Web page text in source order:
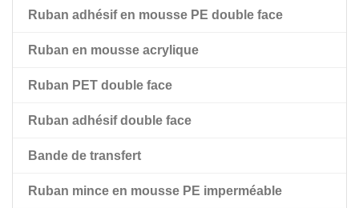
Ruban adhésif en mousse PE double face
Ruban en mousse acrylique
Ruban en mousse acrylique
Ruban en mousse acrylique à haute adhérence Amk
Ruban PET double face
Ruban adhésif transparent double face pour film PET
Ruban adhésif noir double face pour animaux de
Ruban adhésif double face
Bande de transfert
Ruban mince en mousse PE imperméable